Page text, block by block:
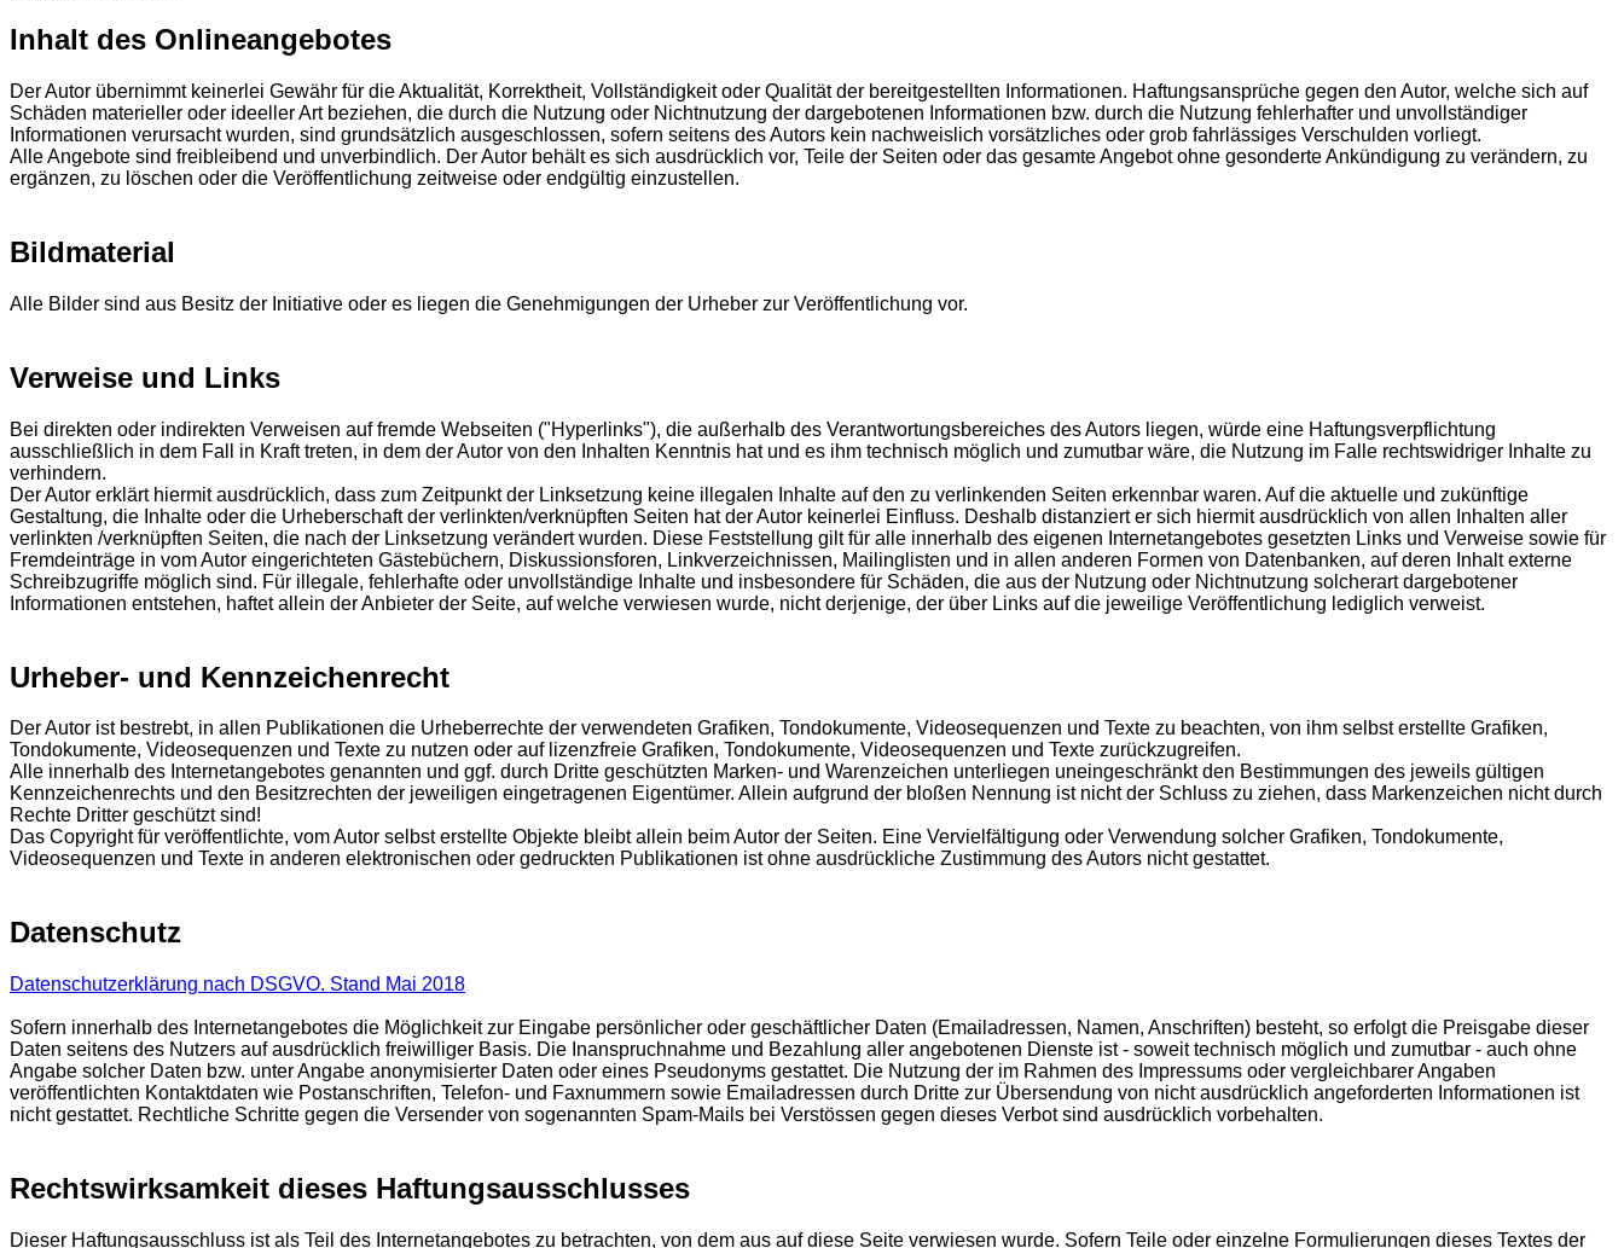
Inhalt des Onlineangebotes
Der Autor übernimmt keinerlei Gewähr für die Aktualität, Korrektheit, Vollständigkeit oder Qualität der bereitgestellten Informationen. Haftungsansprüche gegen den Autor, welche sich auf
Schäden materieller oder ideeller Art beziehen, die durch die Nutzung oder Nichtnutzung der dargebotenen Informationen bzw. durch die Nutzung fehlerhafter und unvollständiger
Informationen verursacht wurden, sind grundsätzlich ausgeschlossen, sofern seitens des Autors kein nachweislich vorsätzliches oder grob fahrlässiges Verschulden vorliegt.
Alle Angebote sind freibleibend und unverbindlich. Der Autor behält es sich ausdrücklich vor, Teile der Seiten oder das gesamte Angebot ohne gesonderte Ankündigung zu verändern, zu
ergänzen, zu löschen oder die Veröffentlichung zeitweise oder endgültig einzustellen.
Bildmaterial
Alle Bilder sind aus Besitz der Initiative oder es liegen die Genehmigungen der Urheber zur Veröffentlichung vor.
Verweise und Links
Bei direkten oder indirekten Verweisen auf fremde Webseiten ("Hyperlinks"), die außerhalb des Verantwortungsbereiches des Autors liegen, würde eine Haftungsverpflichtung
ausschließlich in dem Fall in Kraft treten, in dem der Autor von den Inhalten Kenntnis hat und es ihm technisch möglich und zumutbar wäre, die Nutzung im Falle rechtswidriger Inhalte zu
verhindern.
Der Autor erklärt hiermit ausdrücklich, dass zum Zeitpunkt der Linksetzung keine illegalen Inhalte auf den zu verlinkenden Seiten erkennbar waren. Auf die aktuelle und zukünftige
Gestaltung, die Inhalte oder die Urheberschaft der verlinkten/verknüpften Seiten hat der Autor keinerlei Einfluss. Deshalb distanziert er sich hiermit ausdrücklich von allen Inhalten aller
verlinkten /verknüpften Seiten, die nach der Linksetzung verändert wurden. Diese Feststellung gilt für alle innerhalb des eigenen Internetangebotes gesetzten Links und Verweise sowie für
Fremdeinträge in vom Autor eingerichteten Gästebüchern, Diskussionsforen, Linkverzeichnissen, Mailinglisten und in allen anderen Formen von Datenbanken, auf deren Inhalt externe
Schreibzugriffe möglich sind. Für illegale, fehlerhafte oder unvollständige Inhalte und insbesondere für Schäden, die aus der Nutzung oder Nichtnutzung solcherart dargebotener
Informationen entstehen, haftet allein der Anbieter der Seite, auf welche verwiesen wurde, nicht derjenige, der über Links auf die jeweilige Veröffentlichung lediglich verweist.
Urheber- und Kennzeichenrecht
Der Autor ist bestrebt, in allen Publikationen die Urheberrechte der verwendeten Grafiken, Tondokumente, Videosequenzen und Texte zu beachten, von ihm selbst erstellte Grafiken,
Tondokumente, Videosequenzen und Texte zu nutzen oder auf lizenzfreie Grafiken, Tondokumente, Videosequenzen und Texte zurückzugreifen.
Alle innerhalb des Internetangebotes genannten und ggf. durch Dritte geschützten Marken- und Warenzeichen unterliegen uneingeschränkt den Bestimmungen des jeweils gültigen
Kennzeichenrechts und den Besitzrechten der jeweiligen eingetragenen Eigentümer. Allein aufgrund der bloßen Nennung ist nicht der Schluss zu ziehen, dass Markenzeichen nicht durch
Rechte Dritter geschützt sind!
Das Copyright für veröffentlichte, vom Autor selbst erstellte Objekte bleibt allein beim Autor der Seiten. Eine Vervielfältigung oder Verwendung solcher Grafiken, Tondokumente,
Videosequenzen und Texte in anderen elektronischen oder gedruckten Publikationen ist ohne ausdrückliche Zustimmung des Autors nicht gestattet.
Datenschutz
Datenschutzerklärung nach DSGVO. Stand Mai 2018
Sofern innerhalb des Internetangebotes die Möglichkeit zur Eingabe persönlicher oder geschäftlicher Daten (Emailadressen, Namen, Anschriften) besteht, so erfolgt die Preisgabe dieser
Daten seitens des Nutzers auf ausdrücklich freiwilliger Basis. Die Inanspruchnahme und Bezahlung aller angebotenen Dienste ist - soweit technisch möglich und zumutbar - auch ohne
Angabe solcher Daten bzw. unter Angabe anonymisierter Daten oder eines Pseudonyms gestattet. Die Nutzung der im Rahmen des Impressums oder vergleichbarer Angaben
veröffentlichten Kontaktdaten wie Postanschriften, Telefon- und Faxnummern sowie Emailadressen durch Dritte zur Übersendung von nicht ausdrücklich angeforderten Informationen ist
nicht gestattet. Rechtliche Schritte gegen die Versender von sogenannten Spam-Mails bei Verstössen gegen dieses Verbot sind ausdrücklich vorbehalten.
Rechtswirksamkeit dieses Haftungsausschlusses
Dieser Haftungsausschluss ist als Teil des Internetangebotes zu betrachten, von dem aus auf diese Seite verwiesen wurde. Sofern Teile oder einzelne Formulierungen dieses Textes der